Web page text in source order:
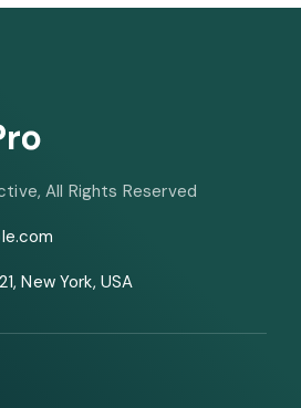
, All Rights Reserved
New York, USA